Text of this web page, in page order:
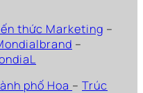
thức Marketing –
–
phố Hoa – Trúc